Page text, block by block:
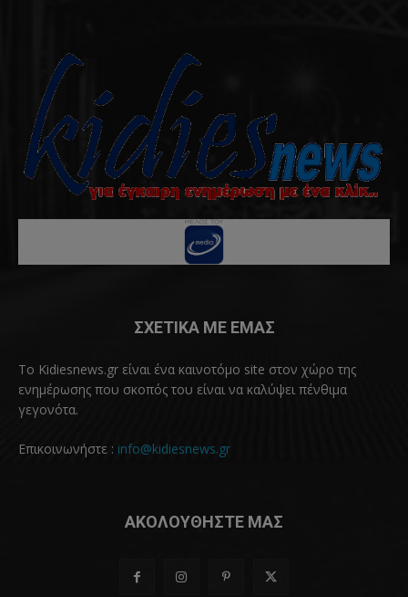
ΣΧΕΤΙΚΑ ΜΕ ΕΜΑΣ
Το Kidiesnews.gr είναι ένα καινοτόμο site στον χώρο της
ενημέρωσης που σκοπός του είναι να καλύψει πένθιμα
γεγονότα.
Επικοινωνήστε : info@kidiesnews.gr
ΑΚΟΛΟΥΘΗΣΤΕ ΜΑΣ